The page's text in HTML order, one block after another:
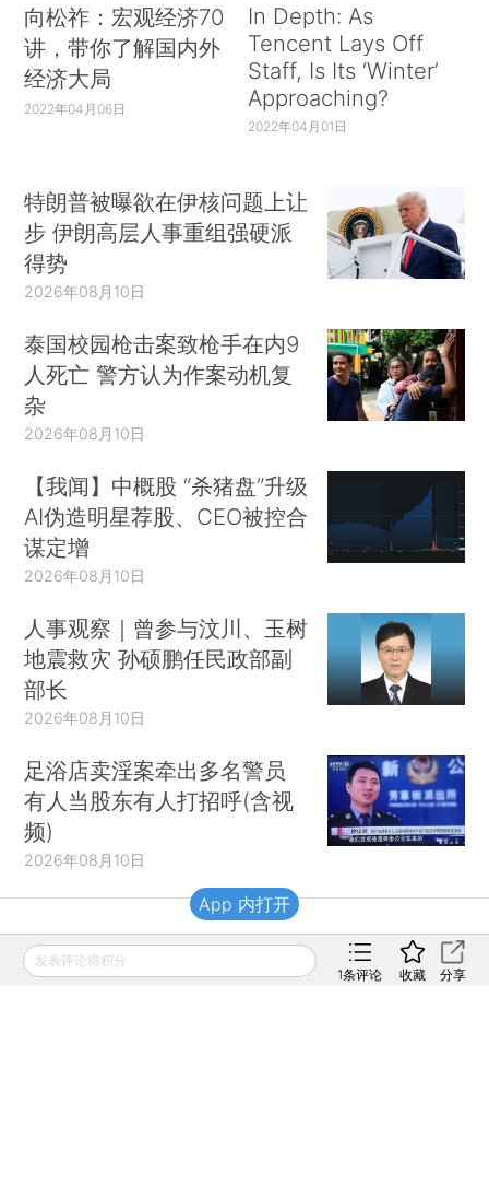
向松祚：宏观经济70
讲，带你了解国内外
经济大局
2022年04月06日
In Depth: As
Tencent Lays Off
Staff, Is Its ‘Winter’
Approaching?
2022年04月01日
特朗普被曝欲在伊核问题上让
步 伊朗高层人事重组强硬派
得势
2026年08月10日
泰国校园枪击案致枪手在内9
人死亡 警方认为作案动机复
杂
2026年08月10日
【我闻】中概股 “杀猪盘”升级
AI伪造明星荐股、CEO被控合
谋定增
2026年08月10日
人事观察｜曾参与汶川、玉树
地震救灾 孙硕鹏任民政部副
部长
2026年08月10日
足浴店卖淫案牵出多名警员
有人当股东有人打招呼(含视
频)
2026年08月10日
财新移动
发表评论得积分
1条评论 收藏 分享
App 内打开